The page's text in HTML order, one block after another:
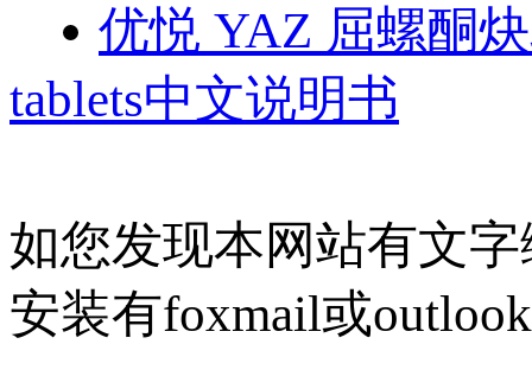
优悦 YAZ 屈螺酮
tablets中文说明书
如您发现本网站有文
安装有foxmail或